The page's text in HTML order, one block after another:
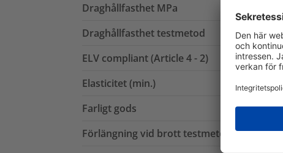
Draghållfasthet MPa
Draghållfasthet testmetod
ELV compliant (Article 4 - 2)
Elasticitet (min.)
Farligt gods
Förlängning vid brott testmetod